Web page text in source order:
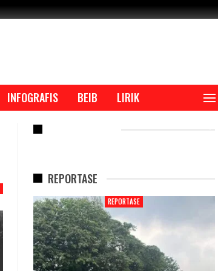
INFOGRAFIS BEIB LIRIK
REPORTASE
REPORTASE